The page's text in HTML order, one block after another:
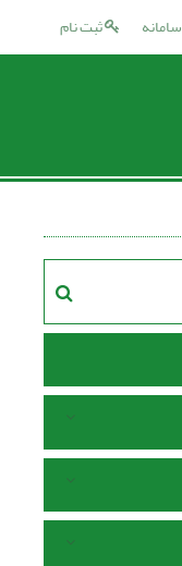
ثبت نام